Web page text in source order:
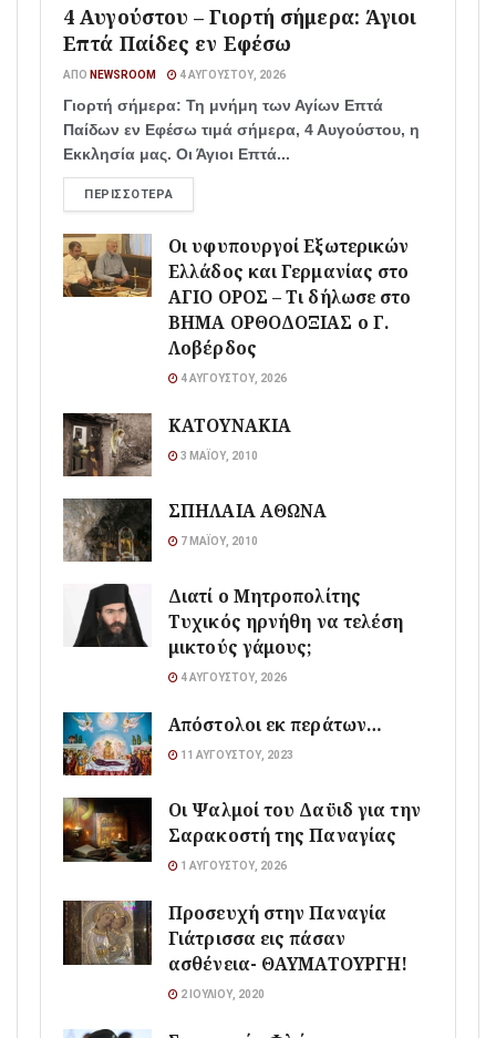
4 Αυγούστου – Γιορτή σήμερα: Άγιοι
Επτά Παίδες εν Εφέσω
ΑΠΌ NEWSROOM 4 ΑΥΓΟΎΣΤΟΥ, 2026
Γιορτή σήμερα: Τη μνήμη των Αγίων Επτά
Παίδων εν Εφέσω τιμά σήμερα, 4 Αυγούστου, η
Εκκλησία μας. Οι Άγιοι Επτά...
ΠΕΡΙΣΣΌΤΕΡΑ
Οι υφυπουργοί Εξωτερικών
Ελλάδος και Γερμανίας στο
ΑΓΙΟ ΟΡΟΣ – Τι δήλωσε στο
ΒΗΜΑ ΟΡΘΟΔΟΞΙΑΣ ο Γ.
Λοβέρδος
4 ΑΥΓΟΎΣΤΟΥ, 2026
ΚΑΤΟΥΝΑΚΙΑ
3 ΜΑΪ́ΟΥ, 2010
ΣΠΗΛΑΙΑ ΑΘΩΝΑ
7 ΜΑΪ́ΟΥ, 2010
Διατί ο Μητροπολίτης
Τυχικός ηρνήθη να τελέση
μικτούς γάμους;
4 ΑΥΓΟΎΣΤΟΥ, 2026
Απόστολοι εκ περάτων…
11 ΑΥΓΟΎΣΤΟΥ, 2023
Οι Ψαλμοί του Δαϋιδ για την
Σαρακοστή της Παναγίας
1 ΑΥΓΟΎΣΤΟΥ, 2026
Προσευχή στην Παναγία
Γιάτρισσα εις πάσαν
ασθένεια- ΘΑΥΜΑΤΟΥΡΓΗ!
2 ΙΟΥΛΊΟΥ, 2020